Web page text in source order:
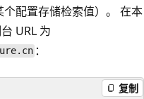
个配置存储检索值）。 在本
URL 为
：
复制